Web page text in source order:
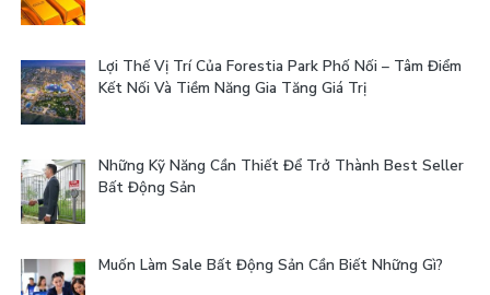
Lợi Thế Vị Trí Của Forestia Park Phố Nối – Tâm Điểm
Kết Nối Và Tiềm Năng Gia Tăng Giá Trị
Những Kỹ Năng Cần Thiết Để Trở Thành Best Seller
Bất Động Sản
Muốn Làm Sale Bất Động Sản Cần Biết Những Gì?